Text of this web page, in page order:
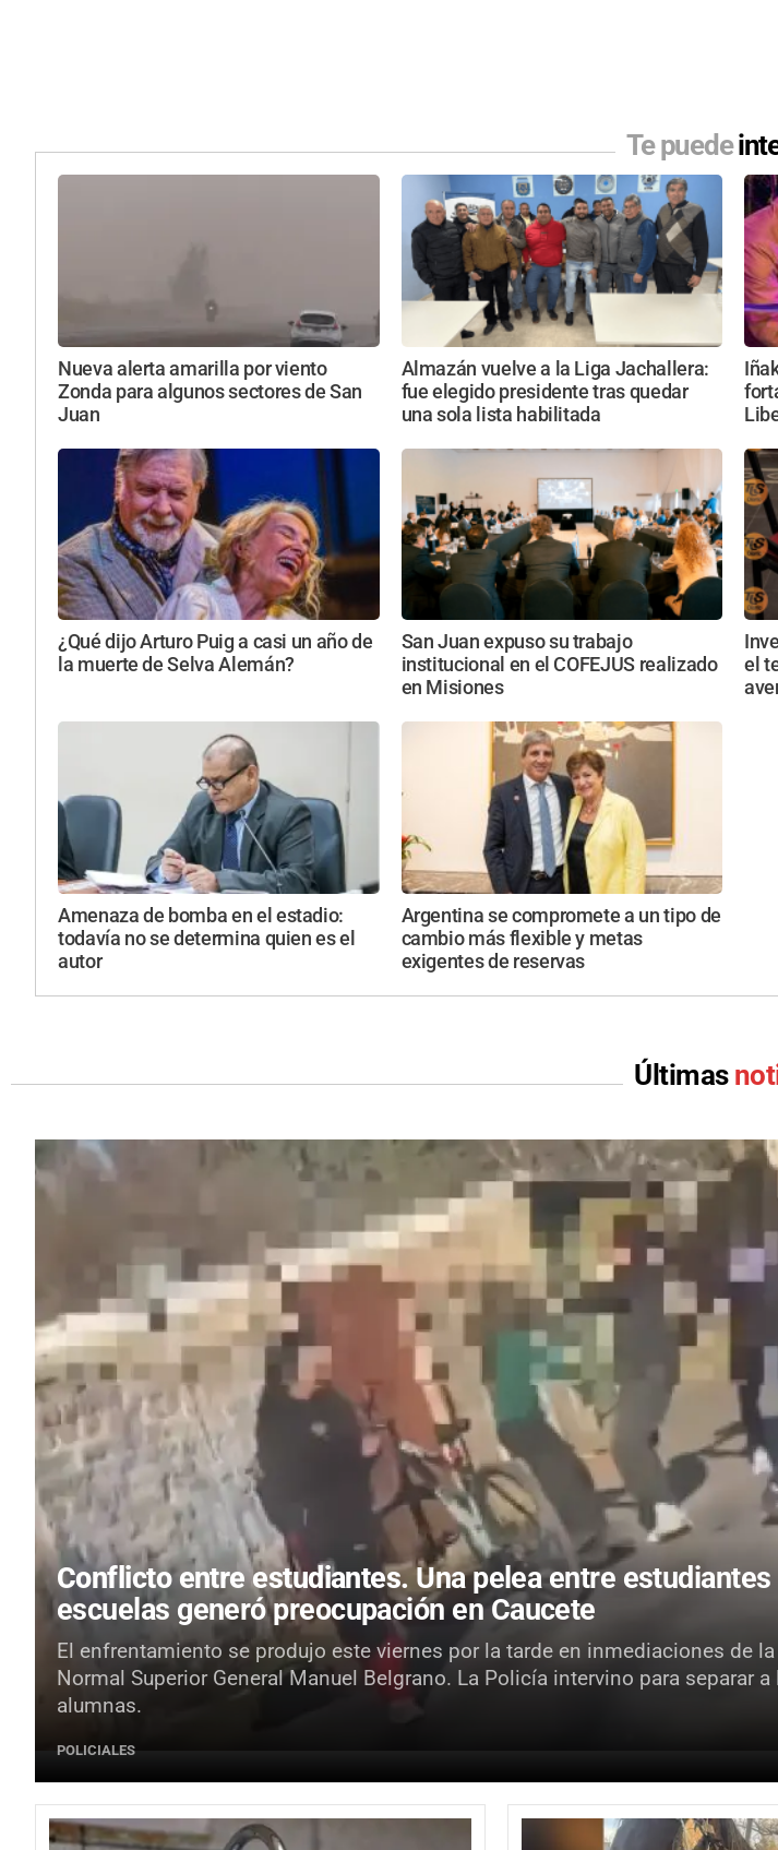
Te puede
Nueva alerta amarilla por viento
Zonda para algunos sectores de San
Juan
Almazán vuelve a la Liga Jachallera:
fue elegido presidente tras quedar
una sola lista habilitada
¿Qué dijo Arturo Puig a casi un año de
la muerte de Selva Alemán?
San Juan expuso su trabajo
institucional en el COFEJUS realizado
en Misiones
el
Amenaza de bomba en el estadio:
todavía no se determina quien es el
autor
Argentina se compromete a un tipo de
cambio más flexible y metas
exigentes de reservas
Últimas
Conflicto entre estudiantes.Una pelea entre estudiantes
escuelas generó preocupación en Caucete
El enfrentamiento se produjo este viernes por la tarde en inmediaciones de
Normal Superior General Manuel Belgrano. La Policía intervino para separar a
alumnas.
POLICIALES